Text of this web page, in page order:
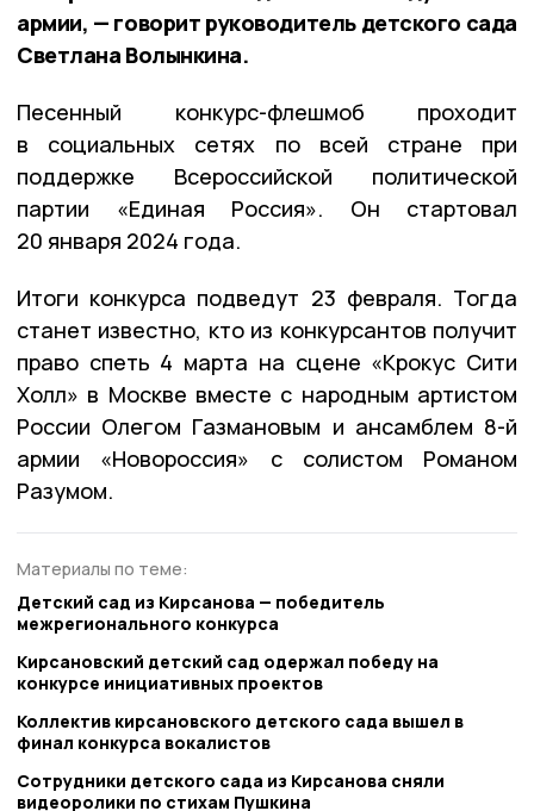
армии, — говорит руководитель детского сада
Светлана Волынкина.
Песенный конкурс-флешмоб проходит
в социальных сетях по всей стране при
поддержке Всероссийской политической
партии «Единая Россия». Он стартовал
20 января 2024 года.
Итоги конкурса подведут 23 февраля. Тогда
станет известно, кто из конкурсантов получит
право спеть 4 марта на сцене «Крокус Сити
Холл» в Москве вместе с народным артистом
России Олегом Газмановым и ансамблем 8-й
армии «Новороссия» с солистом Романом
Разумом.
Материалы по теме:
Детский сад из Кирсанова — победитель
межрегионального конкурса
Кирсановский детский сад одержал победу на
конкурсе инициативных проектов
Коллектив кирсановского детского сада вышел в
финал конкурса вокалистов
Сотрудники детского сада из Кирсанова сняли
видеоролики по стихам Пушкина